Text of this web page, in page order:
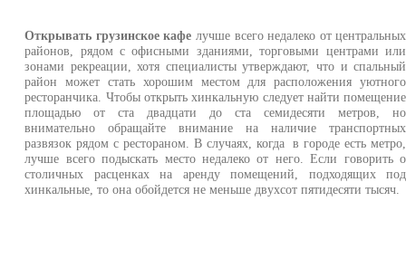
Открывать грузинское кафе лучше всего недалеко от центральных
районов, рядом с офисными зданиями, торговыми центрами или
зонами рекреации, хотя специалисты утверждают, что и спальный
район может стать хорошим местом для расположения уютного
ресторанчика. Чтобы открыть хинкальную следует найти помещение
площадью от ста двадцати до ста семидесяти метров, но
внимательно обращайте внимание на наличие транспортных
развязок рядом с рестораном. В случаях, когда в городе есть метро,
лучше всего подыскать место недалеко от него. Если говорить о
столичных расценках на аренду помещений, подходящих под
хинкальные, то она обойдется не меньше двухсот пятидесяти тысяч.